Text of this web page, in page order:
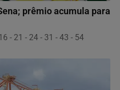
prêmio acumula para
- 21 - 24 - 31 - 43 - 54